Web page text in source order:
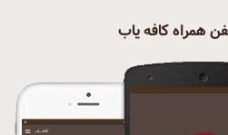
همراه کافه یاب